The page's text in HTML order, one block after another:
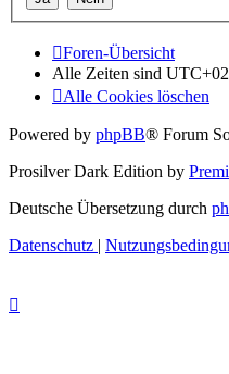
Foren-Übersicht
Alle Zeiten sind
Alle Cookies löschen
Powered by phpBB® Forum
Prosilver Dark Edition by
Deutsche Übersetzung durch
Datenschutz |